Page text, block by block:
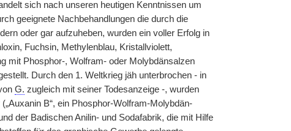
sich nach unseren heutigen Kenntnissen um
geeignete Nachbehandlungen die durch die
oder gar aufzuheben, wurden ein voller Erfolg in
Fuchsin, Methylenblau, Kristallviolett,
mit Phosphor-, Wolfram- oder Molybdänsalzen
Durch den 1. Weltkrieg jäh unterbrochen - in
G. zugleich mit seiner Todesanzeige -, wurden
B“, ein Phosphor-Wolfram-Molybdän-
der Badischen Anilin- und Sodafabrik, die mit Hilfe